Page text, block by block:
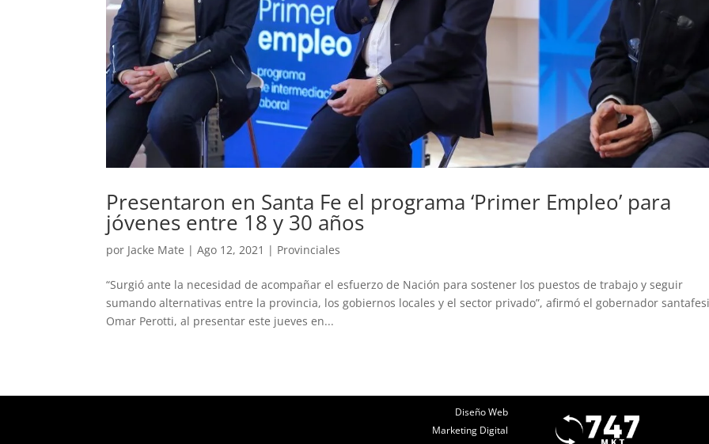
Presentaron en Santa Fe el programa ‘Primer Empleo’ para
jóvenes entre 18 y 30 años
por Jacke Mate |Ago 12, 2021 | Provinciales
“Surgió ante la necesidad de acompañar el esfuerzo de Nación para sostener los puestos de trabajo y seguir
sumando alternativas entre la provincia, los gobiernos locales y el sector privado”, afirmó el gobernador
Omar Perotti, al presentar este jueves en...
Diseño Web
Marketing Digital